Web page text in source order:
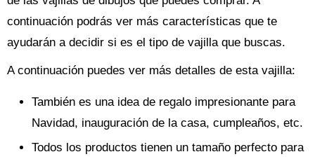
continuación podrás ver más características que te
ayudarán a decidir si es el tipo de vajilla que buscas.
A continuación puedes ver más detalles de esta vajilla:
También es una idea de regalo impresionante para
Navidad, inauguración de la casa, cumpleaños, etc.
Todos los productos tienen un tamaño perfecto para